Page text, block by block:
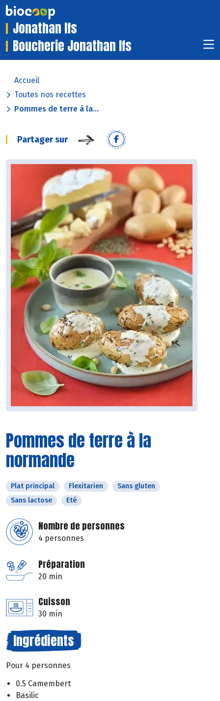
Jonathan Ifs
Boucherie Jonathan Ifs
Accueil
Toutes nos recettes
Pommes de terre à la...
Partager sur
Pommes de terre à la
normande
Plat principal Flexitarien
Sans gluten
Sans lactose
Eté
Nombre de personnes
4 personnes
Préparation
20 min
Cuisson
30 min
Ingrédients
Pour 4 personnes
0.5 Camembert
Basilic